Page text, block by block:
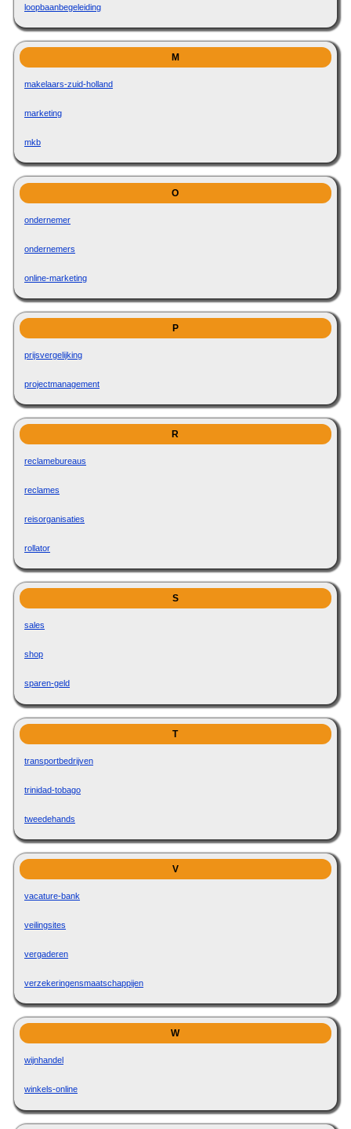
loopbaanbegeleiding
M
makelaars-zuid-holland
marketing
mkb
O
ondernemer
ondernemers
online-marketing
P
prijsvergelijking
projectmanagement
R
reclamebureaus
reclames
reisorganisaties
rollator
S
sales
shop
sparen-geld
T
transportbedrijven
trinidad-tobago
tweedehands
V
vacature-bank
veilingsites
vergaderen
verzekeringensmaatschappijen
W
wijnhandel
winkels-online